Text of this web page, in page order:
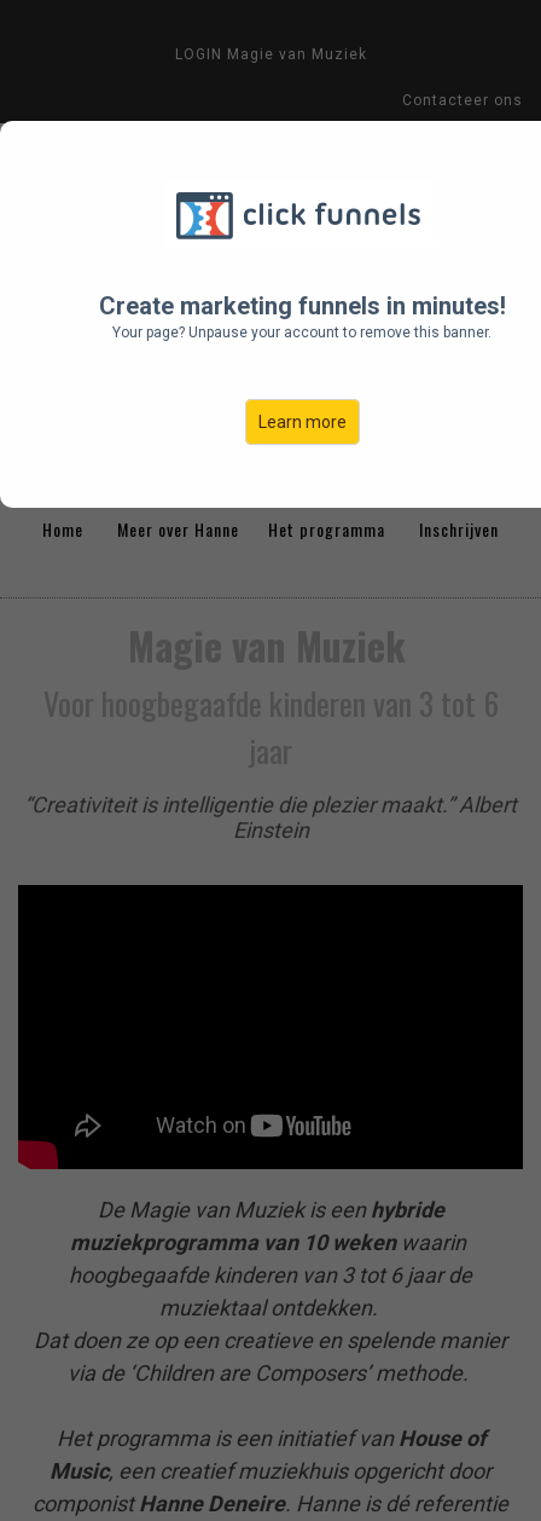
Create marketing funnels in minutes!
Your page? Unpause your account to remove this banner.
Learn more
LOGIN Magie van Muziek
Contacteer ons
Home Meer over Hanne Het programma Inschrijven
Magie van Muziek
Voor hoogbegaafde kinderen van 3 tot 6
jaar
“Creativiteit is intelligentie die plezier maakt.” Albert
Einstein
De Magie van Muziek is eenhybride
muziekprogramma van 10 wekenwaarin
hoogbegaafde kinderen van 3 tot 6 jaar de
muziektaal ontdekken.
Dat doen ze op een creatieve en spelende manier
via de ‘Children are Composers’ methode.
Het programma is een initiatief vanHouse of
Music, een creatief muziekhuis opgericht door
componistHanne Deneire. Hanne is dé referentie